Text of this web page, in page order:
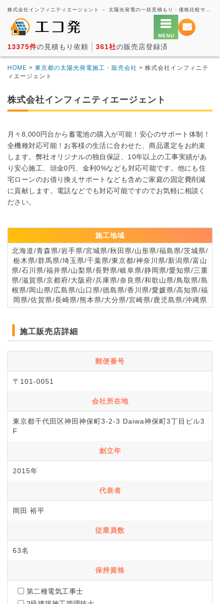
13375件の見積もり依頼 361社の販売店登録済
HOME > 東京都の太陽光発電施工・販売会社 > 株式会社インフィニテ
ィエージェント
株式会社インフィニティエージェント
月々8,000円台から蓄電池の購入が可能！安心のサポート体制！
全機種対応可能！お客様の生活に合わせた、商品選定をお約束
します。弊社オリジナルの独自保証、10年以上の工事実績があ
り安心施工、頭金0円、金利0%なども対応可能です。他にも住
宅ローンのお借り換えサポートなども含めご家庭の固定費削減
に貢献します。電話などでも対応可能ですのでお気軽に相談く
ださい。
施工地域
北海道/青森県/岩手県/宮城県/秋田県/山形県/福島県/茨城県/
栃木県/群馬県/埼玉県/千葉県/東京都/神奈川県/新潟県/富山
県/石川県/福井県/山梨県/長野県/岐阜県/静岡県/愛知県/三重
県/滋賀県/京都府/大阪府/兵庫県/奈良県/和歌山県/鳥取県/島
根県/岡山県/広島県/山口県/徳島県/香川県/愛媛県/高知県/福
岡県/佐賀県/長崎県/熊本県/大分県/宮崎県/鹿児島県/沖縄県
施工販売店詳細
郵便番号
〒101-0051
会社所在地
東京都千代田区神田神保町3-2-3 Daiwa神保町3丁目ビル3
F
創立年
2015年
代表者
岡田 裕平
従業員数
63名
保持資格
第二種電気工事士